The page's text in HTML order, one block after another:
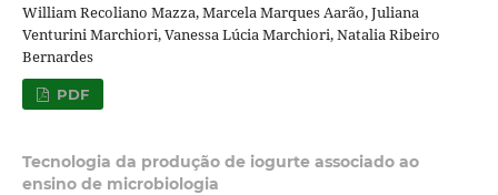
William Recoliano Mazza, Marcela Marques Aarão, Juliana
Venturini Marchiori, Vanessa Lúcia Marchiori, Natalia Ribeiro
Bernardes
PDF
Tecnologia da produção de iogurte associado ao
ensino de microbiologia